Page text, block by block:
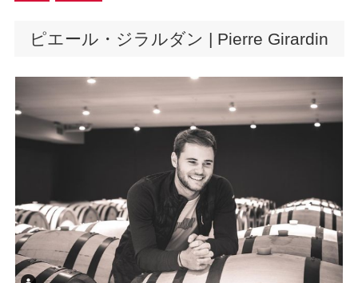
ピエール・ジラルダン | Pierre Girardin